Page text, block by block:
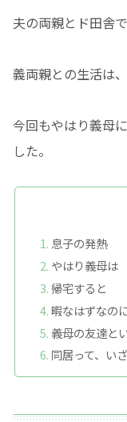
夫の両親とド田舎
義両親との生活は
今回もやはり義母
した。
息子の発熱
やはり義母は
帰宅すると
暇なはずなの
義母の友達と
同居って、い